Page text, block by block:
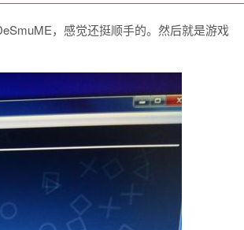
，感觉还挺顺手的。然后就是游戏